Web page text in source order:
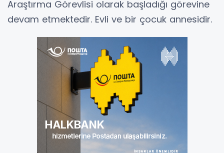
Araştırma Görevlisi olarak başladığı görevine
devam etmektedir. Evli ve bir çocuk annesidir.